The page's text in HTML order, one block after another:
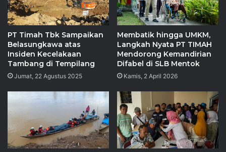
PT Timah Tbk Sampaikan
Belasungkawa atas
Insiden Kecelakaan
Tambang di Tempilang
Jumat, 22 Agustus 2025
Membatik hingga UMKM,
Langkah Nyata PT TIMAH
Mendorong Kemandirian
Difabel di SLB Mentok
Kamis, 2 April 2026